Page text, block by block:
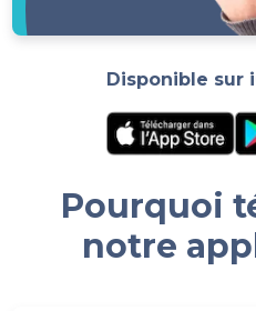
Disponible sur
Pourquoi
notre